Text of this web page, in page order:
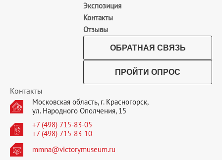
Экспозиция
Контакты
Отзывы
ОБРАТНАЯ СВЯЗЬ
ПРОЙТИ ОПРОС
Контакты
Московская область, г. Красногорск,
ул. Народного Ополчения, 15
+7 (498) 715-83-05
+7 (498) 715-83-10
mmna@victorymuseum.ru